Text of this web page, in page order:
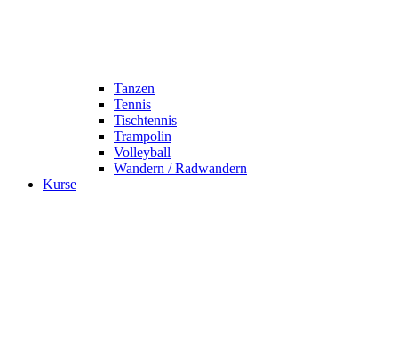
Tanzen
Tennis
Tischtennis
Trampolin
Volleyball
Wandern / Radwandern
Kurse